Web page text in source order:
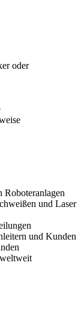
oder
Roboteranlagen
und Laser
und Kunden